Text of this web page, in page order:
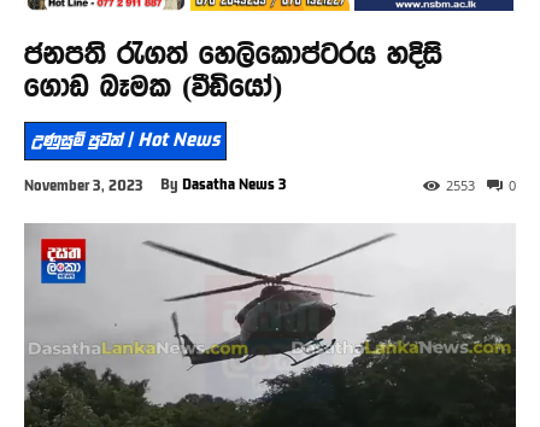
ජනපති රැගත් හෙලිකොප්ටරය හදිසි
ගොඩ බෑමක (වීඩියෝ)
උණුසුම් පුවත් | Hot News
November 3, 2023 By Dasatha News 3 0
2553